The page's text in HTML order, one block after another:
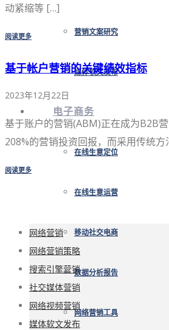
营销文案研究
媒体软文发布
电子商务
在线生意定位
在线生意运营
移动社交电商
数据分析报告
网络营销工具
动紧缩等 […]
阅读更多
基于帐户营销的关键绩效指标
2023年12月22日
基于账户的营销(ABM)正在成为B2B
208%的营销投资回报，而采用传统
阅读更多
网络营销
网络营销策略
搜索引擎营销
社交媒体营销
网络视频营销
媒体软文发布